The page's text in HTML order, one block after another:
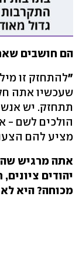
הם חושבים
"להתחזק זו
שעכשיו אתה
תתחזק. יש
הולכים לשם -
מציע להם
אתה מרגיש
יהודים
מכוחה? היא